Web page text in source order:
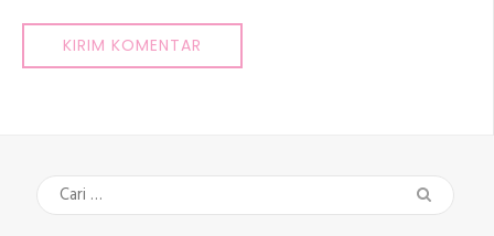
Cari
untuk: